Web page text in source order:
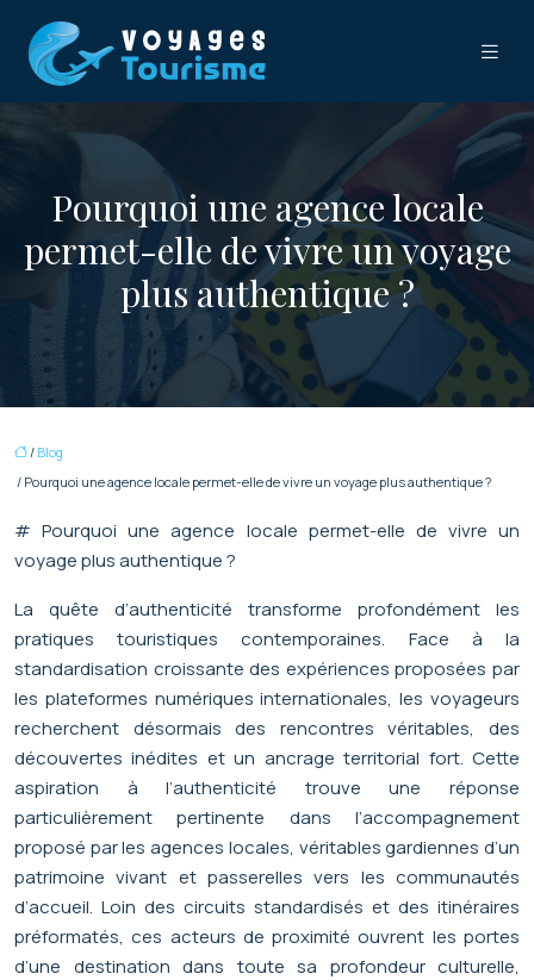
Pourquoi une agence locale
permet-elle de vivre un voyage
plus authentique ?
/ Blog
/ Pourquoi une agence locale permet-elle de vivre un voyage plus authentique ?
# Pourquoi une agence locale permet-elle de vivre un
voyage plus authentique ?
La quête d’authenticité transforme profondément les
pratiques touristiques contemporaines. Face à la
standardisation croissante des expériences proposées par
les plateformes numériques internationales, les voyageurs
recherchent désormais des rencontres véritables, des
découvertes inédites et un ancrage territorial fort. Cette
aspiration à l’authenticité trouve une réponse
particulièrement pertinente dans l’accompagnement
proposé par les agences locales, véritables gardiennes d’un
patrimoine vivant et passerelles vers les communautés
d’accueil. Loin des circuits standardisés et des itinéraires
préformatés, ces acteurs de proximité ouvrent les portes
d’une destination dans toute sa profondeur culturelle,